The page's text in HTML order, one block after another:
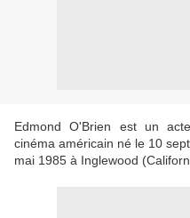
Edmond O'Brien est un
cinéma américain né le 10
mai 1985 à Inglewood